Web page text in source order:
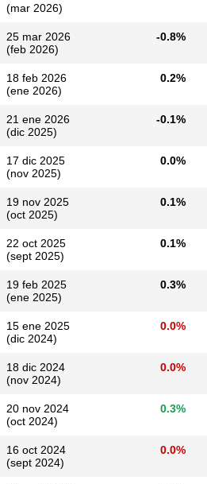
(mar 2026)
25 mar 2026
(feb 2026)
-0.8%
18 feb 2026
(ene 2026)
0.2%
21 ene 2026
(dic 2025)
-0.1%
17 dic 2025
(nov 2025)
0.0%
19 nov 2025
(oct 2025)
0.1%
22 oct 2025
(sept 2025)
0.1%
19 feb 2025
(ene 2025)
0.3%
15 ene 2025
(dic 2024)
0.0%
18 dic 2024
(nov 2024)
0.0%
20 nov 2024
(oct 2024)
0.3%
16 oct 2024
(sept 2024)
0.0%